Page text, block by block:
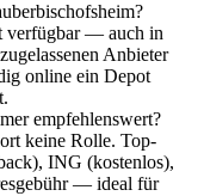
verfügbar — auch in
Anbieter
online ein Depot
empfehlenswert?
keine Rolle. Top-
ING (kostenlos),
— ideal für